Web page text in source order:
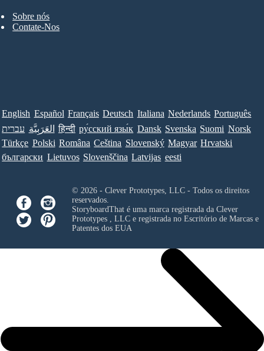
Sobre nós
Contate-Nos
English Español Français Deutsch Italiana Nederlands Português
עברית العَرَبِيَّة हिन्दी ру́сский язы́к Dansk Svenska Suomi Norsk
Türkçe Polski Româna Ceština Slovenský Magyar Hrvatski
български Lietuvos Slovenščina Latvijas eesti
© 2026 - Clever Prototypes, LLC - Todos os direitos
reservados.
StoryboardThat é uma marca registrada da Clever
Prototypes , LLCe registrada no Escritório de Marcas e
Patentes dos EUA